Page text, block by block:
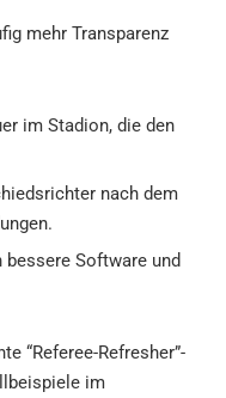
mehr Transparenz
im Stadion, die den
nach dem
Software und
“Referee-Refresher”-
im